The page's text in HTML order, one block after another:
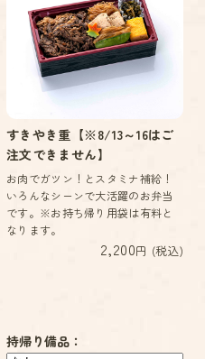
すきやき重【※8/13～16はご
注文できません】
お肉でガツン！とスタミナ補給！
いろんなシーンで大活躍のお弁当
です。※お持ち帰り用袋は有料と
なります。
2,200円 (税込)
持帰り備品：